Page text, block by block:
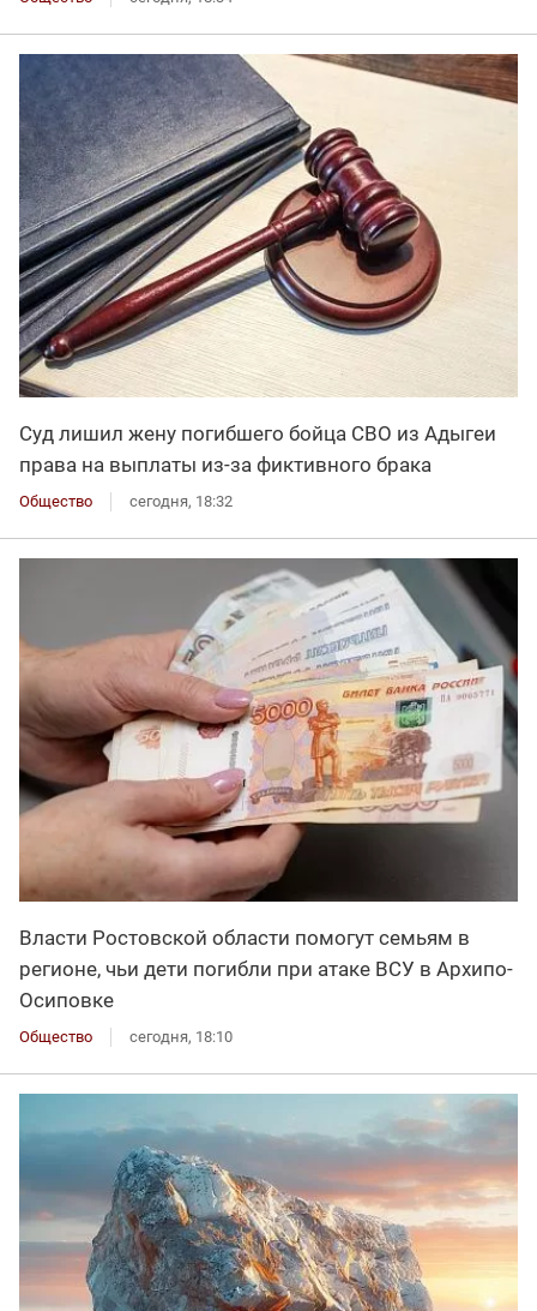
Суд лишил жену погибшего бойца СВО из Адыгеи
права на выплаты из-за фиктивного брака
Общество сегодня, 18:32
Власти Ростовской области помогут семьям в
регионе, чьи дети погибли при атаке ВСУ в Архипо-
Осиповке
Общество сегодня, 18:10